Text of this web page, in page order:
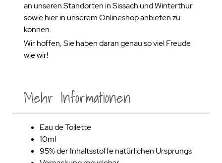
an unseren Standorten in Sissach und Winterthur
sowie hier in unserem Onlineshop anbieten zu
können.
Wir hoffen, Sie haben daran genau so viel Freude
wie wir!
Mehr Informationen
Eau de Toilette
10ml
95% der Inhaltsstoffe natürlichen Ursprungs